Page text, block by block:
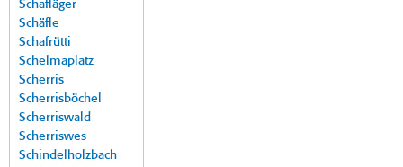
Schafläger
Schäfle
Schafrütti
Schelmaplatz
Scherris
Scherrisböchel
Scherriswald
Scherriswes
Schindelholzbach